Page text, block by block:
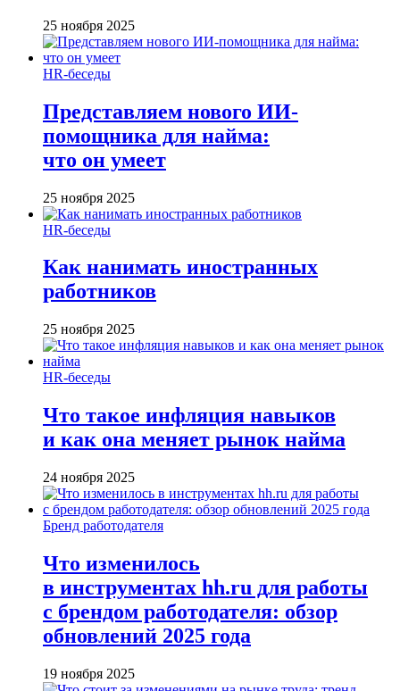
25 ноября 2025
HR-беседы
Представляем нового ИИ-
помощника для найма:
что он умеет
25 ноября 2025
HR-беседы
Как нанимать иностранных
работников
25 ноября 2025
HR-беседы
Что такое инфляция навыков
и как она меняет рынок найма
24 ноября 2025
Бренд работодателя
Что изменилось
в инструментах hh.ru для работы
с брендом работодателя: обзор
обновлений 2025 года
19 ноября 2025